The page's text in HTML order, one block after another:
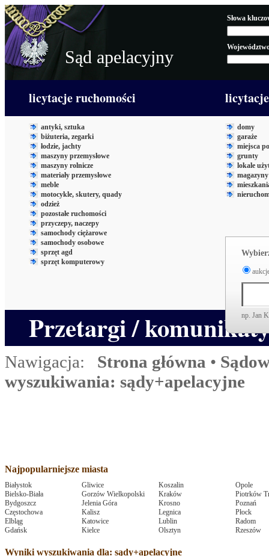
Sąd apelacyjny
Słowa
licytacje ruchomości
antyki, sztuka
biżuteria, zegarki
łodzie, jachty
maszyny przemysłowe
maszyny rolnicze
materiały przemysłowe
meble
motocykle, skutery, quady
odzież
pozostałe ruchomości
przyczepy, naczepy
samochody ciężarowe
samochody osobowe
sprzęt agd
sprzęt komputerowy
domy
garaże
miejsca
grunty
lokale
Przetargi / np. Jan
Nawigacja: Strona główna •
wyszukiwania: sądy+apelacyjne
Najpopularniejsze miasta
Białystok
Bielsko-Biała
Bydgoszcz
Częstochowa
Elbląg
Gdańsk
Gliwice
Gorzów Wielkopolski
Jelenia Góra
Kalisz
Katowice
Kielce
Koszalin
Kraków
Krosno
Legnica
Lublin
Olsztyn
Opole
Piotrków
Poznań
Płock
Radom
Rzeszów
Wyniki wyszukiwania dla: sądy+apelacyjne